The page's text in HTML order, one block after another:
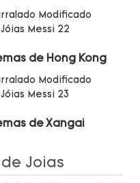
de Hong Kong
de Xangai
Joias